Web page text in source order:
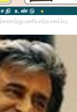
பணியாற்ற வாய்ப்பு.